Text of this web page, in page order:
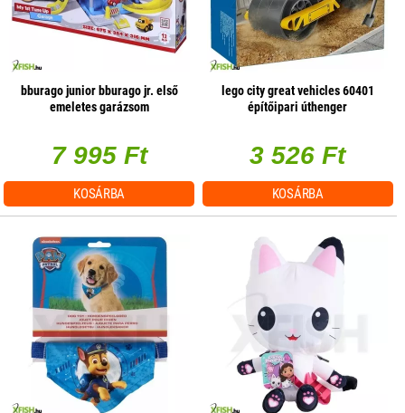
bburago junior bburago jr. első
emeletes garázsom
7 995 Ft
KOSÁRBA
lego city great vehicles 60401
építőipari úthenger
3 526 Ft
KOSÁRBA